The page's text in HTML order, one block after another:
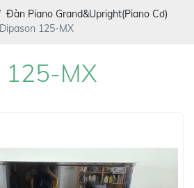
Đàn Piano Grand&Upright(Piano Cơ)
Dipason 125-MX
125-MX